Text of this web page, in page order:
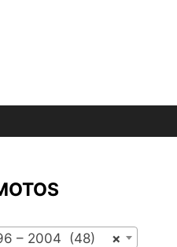
×
– 2004 (48)